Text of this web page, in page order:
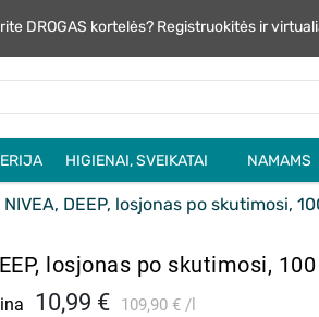
DROGAS kortelės? Registruokitės ir
HIGIENAI, SVEIKATAI NAMAMS
NIVEA, DEEP, losjonas po skutimosi,
losjonas po skutimosi,
10,99 € 109,90 € l